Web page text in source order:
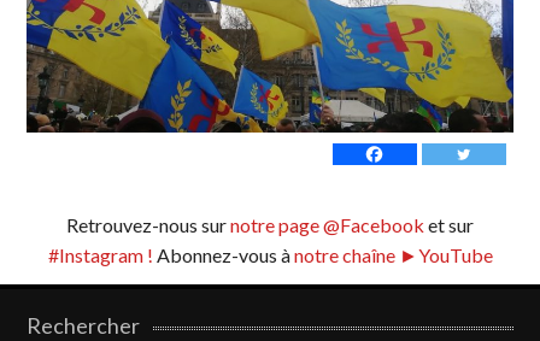
Retrouvez-nous surnotre page @Facebook et sur
#Instagram ! Abonnez-vous ànotre chaîne ►YouTube
Rechercher